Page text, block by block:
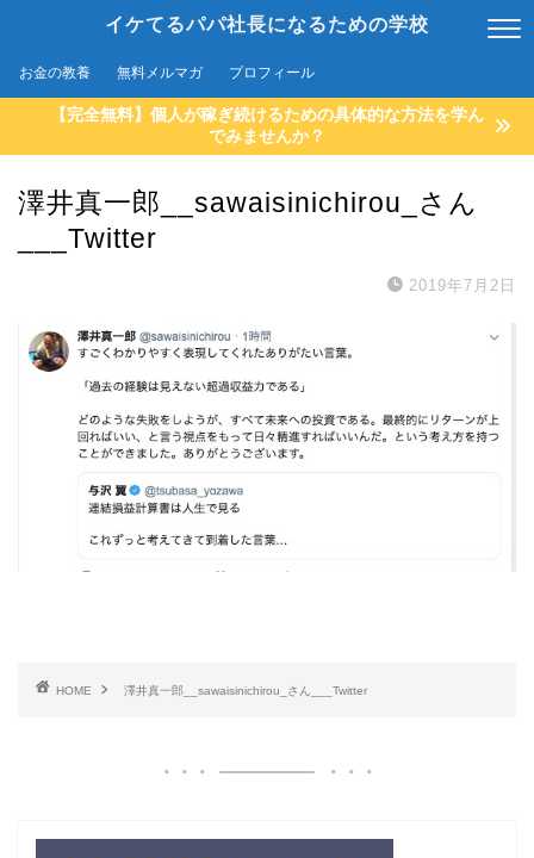
イケてるパパ社長になるための学校
お金の教養 無料メルマガ プロフィール
【完全無料】個人が稼ぎ続けるための具体的な方法を学ん
でみませんか？
澤井真一郎__sawaisinichirou_さん
___Twitter
2019年7月2日
HOME 澤井真一郎__sawaisinichirou_さん___Twitter